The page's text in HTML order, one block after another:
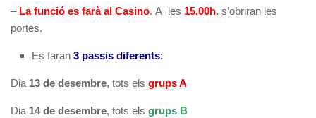
– La funció es farà al Casino. A les 15.00h. s’obriran les
portes.
Es faran 3 passis diferents:
Dia 13 de desembre, tots els grups A
Dia 14 de desembre, tots els grups B